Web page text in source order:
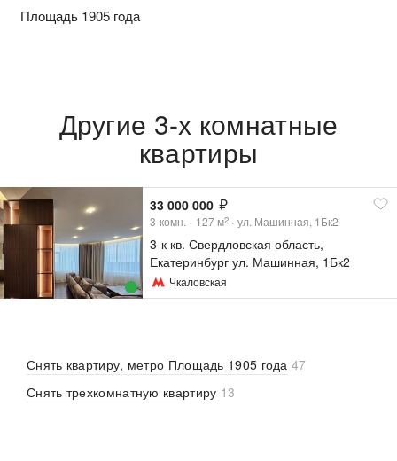
Площадь 1905 года
Другие 3-х комнатные
квартиры
33 000 000
3-комн. 127 м2 ул. Машинная, 1Бк2
3-к кв. Свердловская область,
Екатеринбург ул. Машинная, 1Бк2
(127.0 м²)
Чкаловская
Снять квартиру, метро Площадь 1905 года 47
Снять трехкомнатную квартиру 13